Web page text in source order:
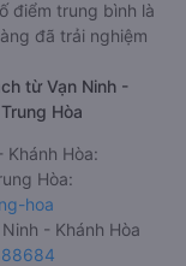
điểm trung bình là
đã trải nghiệm
từ Vạn Ninh -
Hòa
Khánh Hòa:
Hòa:
hoa
- Khánh Hòa